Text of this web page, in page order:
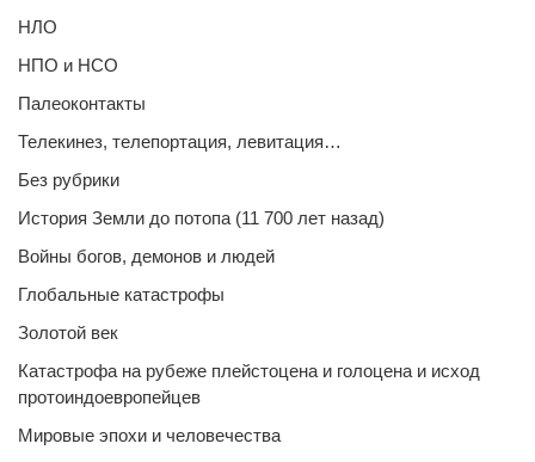
НЛО
НПО и НСО
Палеоконтакты
Телекинез, телепортация, левитация…
Без рубрики
История Земли до потопа (11 700 лет назад)
Войны богов, демонов и людей
Глобальные катастрофы
Золотой век
Катастрофа на рубеже плейстоцена и голоцена и исход
протоиндоевропейцев
Мировые эпохи и человечества